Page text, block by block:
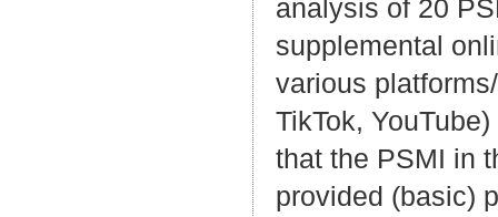
analysis of 20
supplemental
various
TikTok,
that the PSMI in
provided (basic)